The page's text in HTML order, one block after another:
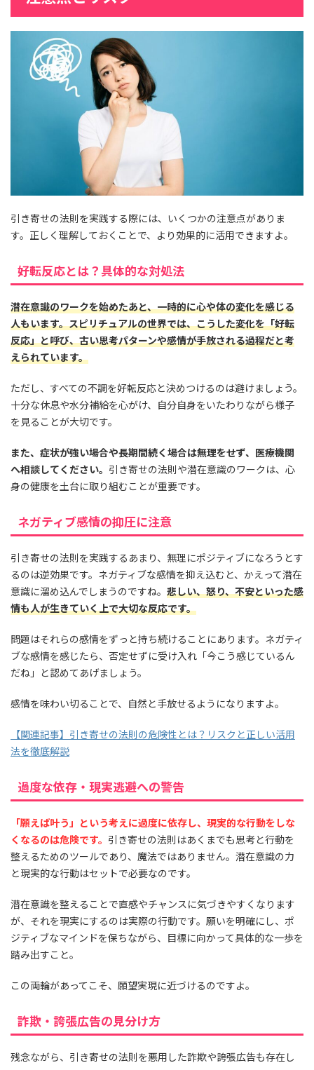
引き寄せの法則を実践する際には、いくつかの注意点がありま
す。正しく理解しておくことで、より効果的に活用できますよ。
好転反応とは？具体的な対処法
潜在意識のワークを始めたあと、一時的に心や体の変化を感じる
人もいます。スピリチュアルの世界では、こうした変化を「好転
反応」と呼び、古い思考パターンや感情が手放される過程だと考
えられています。
ただし、すべての不調を好転反応と決めつけるのは避けましょう。
十分な休息や水分補給を心がけ、自分自身をいたわりながら様子
を見ることが大切です。
また、症状が強い場合や長期間続く場合は無理をせず、医療機関
へ相談してください。 引き寄せの法則や潜在意識のワークは、心
身の健康を土台に取り組むことが重要です。
ネガティブ感情の抑圧に注意
引き寄せの法則を実践するあまり、無理にポジティブになろうとす
るのは逆効果です。ネガティブな感情を抑え込むと、かえって潜在
意識に溜め込んでしまうのですね。 悲しい、怒り、不安といった感
情も人が生きていく上で大切な反応です。
問題はそれらの感情をずっと持ち続けることにあります。ネガティ
ブな感情を感じたら、否定せずに受け入れ「今こう感じているん
だね」と認めてあげましょう。
感情を味わい切ることで、自然と手放せるようになりますよ。
【関連記事】引き寄せの法則の危険性とは？リスクと正しい活用
法を徹底解説
過度な依存・現実逃避への警告
「願えば叶う」という考えに過度に依存し、現実的な行動をしな
くなるのは危険です。 引き寄せの法則はあくまでも思考と行動を
整えるためのツールであり、魔法ではありません。潜在意識の力
と現実的な行動はセットで必要なのです。
潜在意識を整えることで直感やチャンスに気づきやすくなります
が、それを現実にするのは実際の行動です。願いを明確にし、ポ
ジティブなマインドを保ちながら、目標に向かって具体的な一歩を
踏み出すこと。
この両輪があってこそ、願望実現に近づけるのですよ。
詐欺・誇張広告の見分け方
残念ながら、引き寄せの法則を悪用した詐欺や誇張広告も存在し